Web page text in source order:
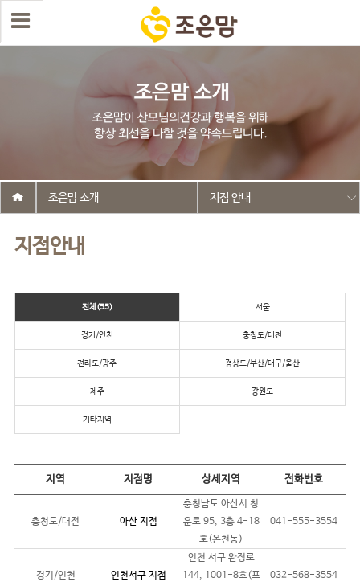
지점안내
조은맘 소개 지점 안내
전체(55) 서울
경기/인천 충청도/대전
전라도/광주 경상도/부산/대구/울산
제주 강원도
기타지역
지역 지점명 상세지역 전화번호
충청도/대전 아산 지점
충청남도 아산시 청
운로 95, 3층 4-18
호(온천동)
041-555-3554
경기/인천 인천서구 지점
인천 서구 완정로
144, 1001-8호(프
032-568-3554